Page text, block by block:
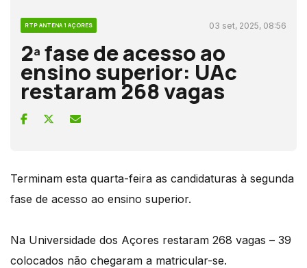
RTP ANTENA 1 AÇORES 03 set, 2025, 08:56
2ª fase de acesso ao
ensino superior: UAc
restaram 268 vagas
Terminam esta quarta-feira as candidaturas à segunda
fase de acesso ao ensino superior.
Na Universidade dos Açores restaram 268 vagas – 39
colocados não chegaram a matricular-se.